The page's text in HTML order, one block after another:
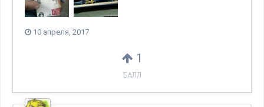
10 апреля, 2017
1
БАЛЛ